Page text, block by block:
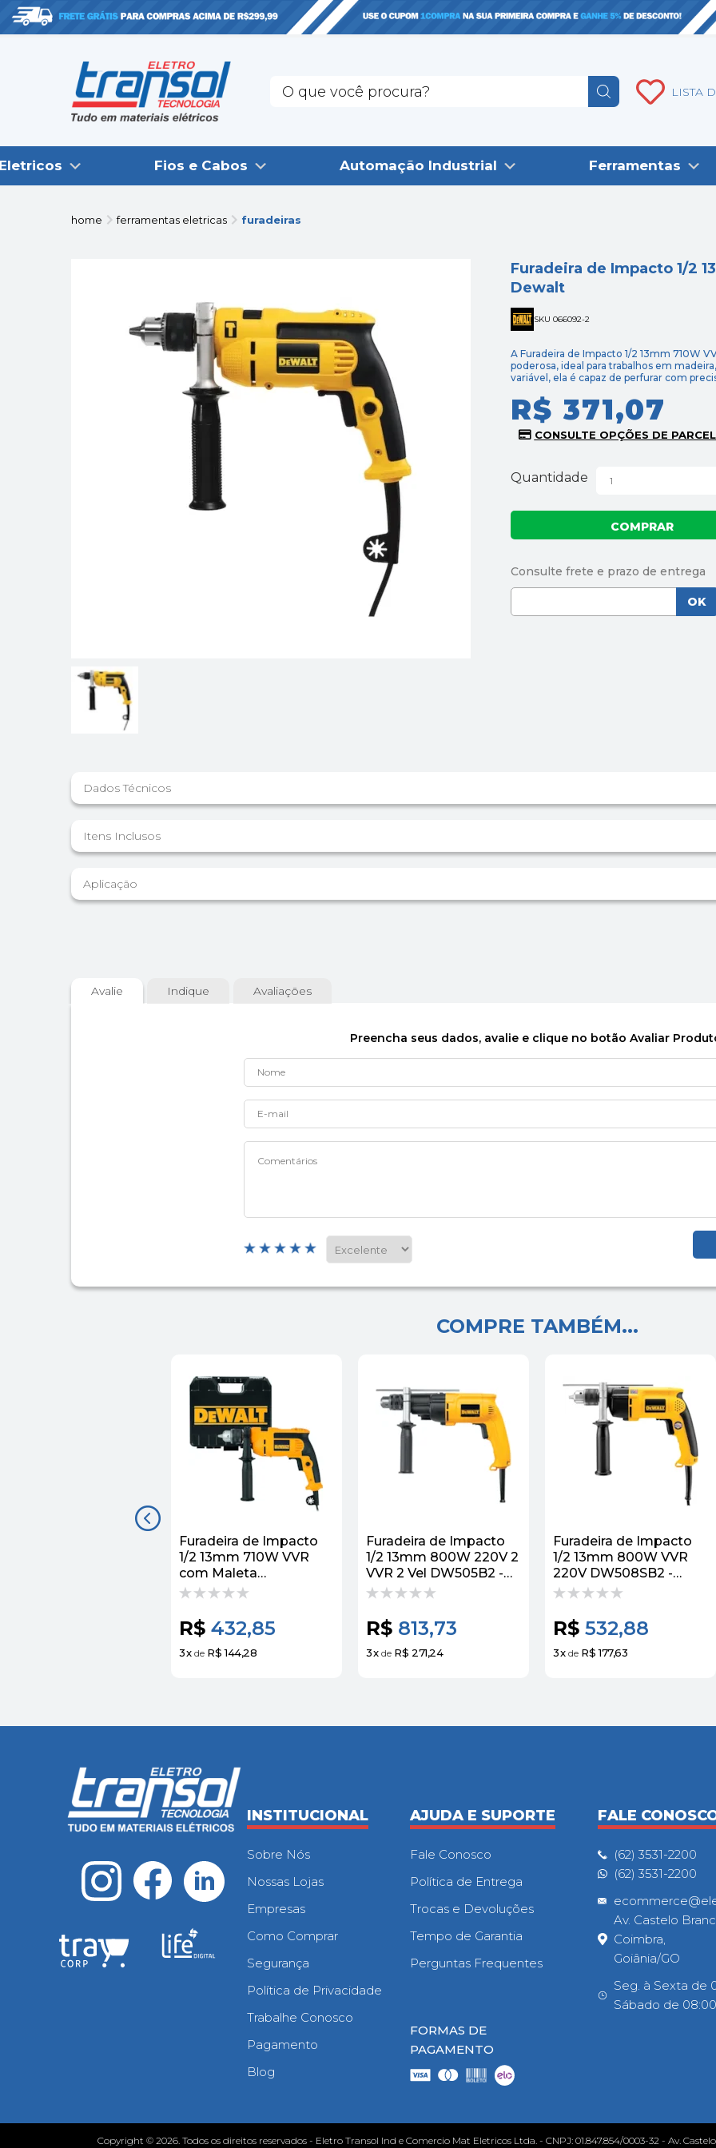
LISTA
Fios e Cabos Automação Industrial Ferramentas
home ferramentas eletricas furadeiras
Furadeira de Impacto 1/2
Dewalt
SKU 066092-2
A Furadeira de Impacto 1/2 13mm 710W
poderosa, ideal para trabalhos em
variável, ela é capaz de perfurar com
R$ 371,07
Quantidade
Dados Técnicos
Itens Inclusos
Aplicação
Avalie Indique Avaliações
Preencha seus dados, avalie e clique no botão Avaliar
COMPRE TAMBÉM...
Furadeira de Impacto
1/2 13mm 710W VVR
com Maleta
DWD502KB2 - Dewalt
R$ 432,85
3x de R$ 144,28
Furadeira de Impacto
1/2 13mm 800W 220V 2
VVR 2 Vel DW505B2 -
Dewalt
R$ 813,73
3x de R$ 271,24
Furadeira de Impacto
1/2 13mm 800W VVR
220V DW508SB2 -
Dewalt
R$ 532,88
3x de R$ 177,63
INSTITUCIONAL
Sobre Nós
Nossas Lojas
Empresas
Como Comprar
Segurança
Política de Privacidade
Trabalhe Conosco
Pagamento
Blog
AJUDA E SUPORTE
Fale Conosco
Política de Entrega
Trocas e Devoluções
Tempo de Garantia
Perguntas Frequentes
FORMAS DE
PAGAMENTO
FALE
(62) 3531-2200
(62) 3531-2200
Av. Castelo
Coimbra,
Goiânia/GO
Seg. à Sexta de
Sábado de
Copyright © 2026. Todos os direitos reservados - Eletro Transol Ind e Comercio Mat Eletricos Ltda. - CNPJ: 01.847.854/0003-32 - Av.